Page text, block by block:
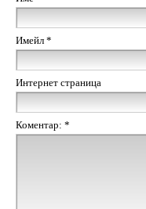
Имейл *
Интернет страница
Коментар: *